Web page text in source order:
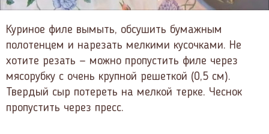
Куриное филе вымыть, обсушить бумажным
полотенцем и нарезать мелкими кусочками. Не
хотите резать — можно пропустить филе через
мясорубку с очень крупной решеткой (0,5 см).
Твердый сыр потереть на мелкой терке. Чеснок
пропустить через пресс.